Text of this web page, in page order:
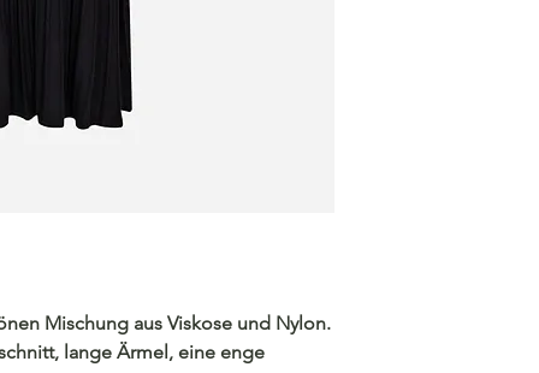
Mischung aus Viskose und Nylon.
lange Ärmel, eine enge